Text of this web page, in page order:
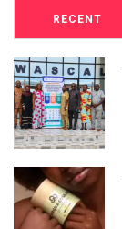
RECENT